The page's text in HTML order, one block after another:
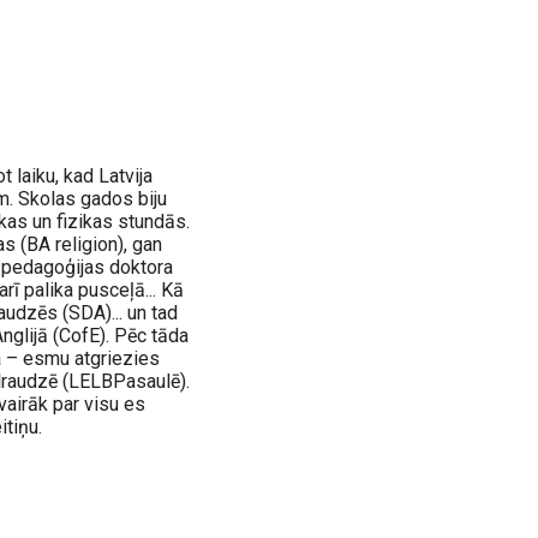
laiku, kad Latvija
Skolas gados biju
un fizikas stundās.
(BA religion), gan
doktora
palika pusceļā... Kā
(SDA)... un tad
(CofE). Pēc tāda
– esmu atgriezies
(LELBPasaulē).
visvairāk par visu es